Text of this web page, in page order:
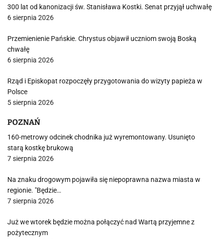
300 lat od kanonizacji św. Stanisława Kostki. Senat przyjął uchwałę
6 sierpnia 2026
Przemienienie Pańskie. Chrystus objawił uczniom swoją Boską
chwałę
6 sierpnia 2026
Rząd i Episkopat rozpoczęły przygotowania do wizyty papieża w
Polsce
5 sierpnia 2026
POZNAŃ
160-metrowy odcinek chodnika już wyremontowany. Usunięto
starą kostkę brukową
7 sierpnia 2026
Na znaku drogowym pojawiła się niepoprawna nazwa miasta w
regionie. "Będzie…
7 sierpnia 2026
Już we wtorek będzie można połączyć nad Wartą przyjemne z
pożytecznym